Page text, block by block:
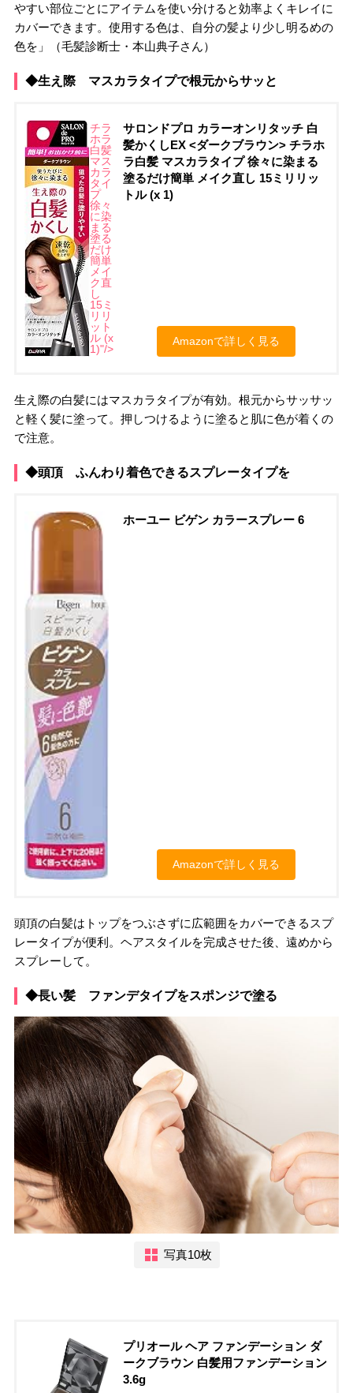
やすい部位ごとにアイテムを使い分けると効率よくキレイに
カバーできます。使用する色は、自分の髪より少し明るめの
色を」（毛髪診断士・本山典子さん）
◆生え際 マスカラタイプで根元からサッと
チラ
ホラ
白髪
マス
カラ
タイ
プ
徐々
に染
まる
塗る
だけ
簡単
メイ
ク直
し
15ミ
リリ
ット
ル (x
1)"/>
サロンドプロ カラーオンリタッチ 白
髪かくしEX <ダークブラウン> チラホ
ラ白髪 マスカラタイプ 徐々に染まる
塗るだけ簡単 メイク直し 15ミリリッ
トル (x 1)
Amazonで詳しく見る
生え際の白髪にはマスカラタイプが有効。根元からサッサッ
と軽く髪に塗って。押しつけるように塗ると肌に色が着くの
で注意。
◆頭頂 ふんわり着色できるスプレータイプを
ホーユー ビゲン カラースプレー 6
Amazonで詳しく見る
頭頂の白髪はトップをつぶさずに広範囲をカバーできるスプ
レータイプが便利。ヘアスタイルを完成させた後、遠めから
スプレーして。
◆長い髪 ファンデタイプをスポンジで塗る
写真10枚
プリオール ヘア ファンデーション ダ
ークブラウン 白髪用ファンデーション
3.6g